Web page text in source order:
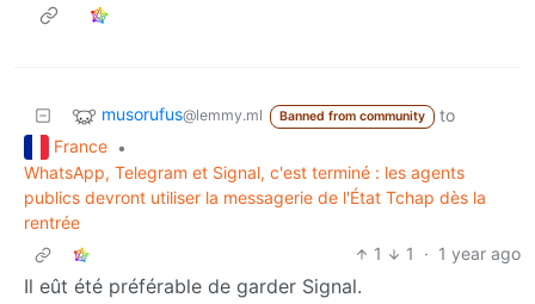
musorufus@lemmy.ml Banned from community
to
France •
WhatsApp, Telegram et Signal, c'est terminé : les agents
publics devront utiliser la messagerie de l'État Tchap dès la
rentrée
1
1 · 1 year ago
Il eût été préférable de garder Signal.